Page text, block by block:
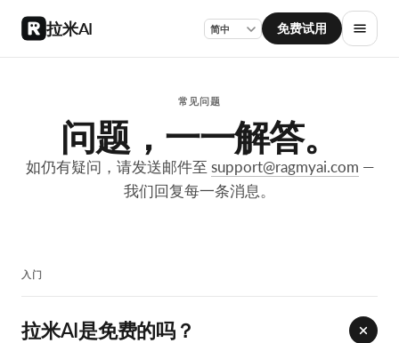
拉米AI 免费试用
常见问题
问题，一一解答。
如仍有疑问，请发送邮件至 support@ragmyai.com —
我们回复每一条消息。
入门
拉米AI是免费的吗？